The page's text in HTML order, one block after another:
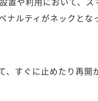
ナルティがネックとな
、すぐに止めたり再開